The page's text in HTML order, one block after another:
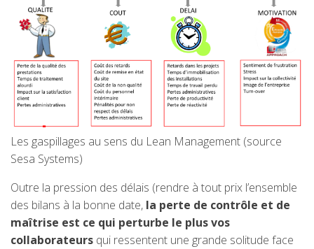
Les gaspillages au sens du Lean Management (source
Sesa Systems)
Outre la pression des délais (rendre à tout prix l’ensemble
des bilans à la bonne date, la perte de contrôle et de
maîtrise est ce qui perturbe le plus vos
collaborateurs qui ressentent une grande solitude face